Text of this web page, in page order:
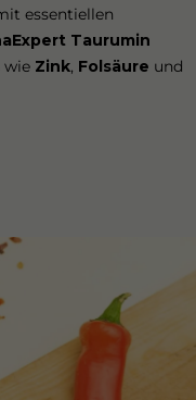
essentiellen
Taurumin
wie Zink, Folsäure und